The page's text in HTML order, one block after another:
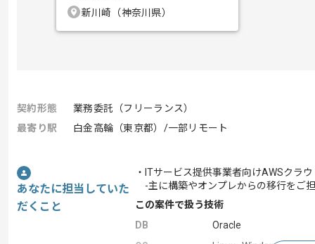
新川崎（神奈川県）
契約形態
業務委託（フリーランス）
最寄り駅
白金高輪（東京都）/一部リモート
あなたに担当していた
だくこと
・ITサービス提供事業者向けAWSクラ
-主に構築やオンプレからの移行をご
この案件で扱う技術
DB
Oracle